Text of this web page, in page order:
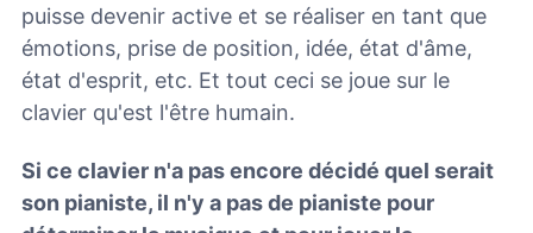
puisse devenir active et se réaliser en tant que
émotions, prise de position, idée, état d'âme,
état d'esprit, etc. Et tout ceci se joue sur le
clavier qu'est l'être humain.
Si ce clavier n'a pas encore décidé quel serait
son pianiste, il n'y a pas de pianiste pour